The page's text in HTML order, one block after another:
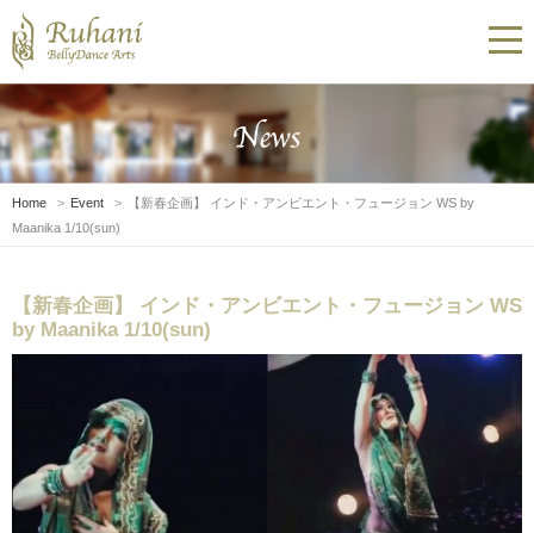
Home Event
【新春企画】 インド・アンビエント・フュージョン WS by
Maanika 1/10(sun)
【新春企画】 インド・アンビエント・フュージョン WS
by Maanika 1/10(sun)